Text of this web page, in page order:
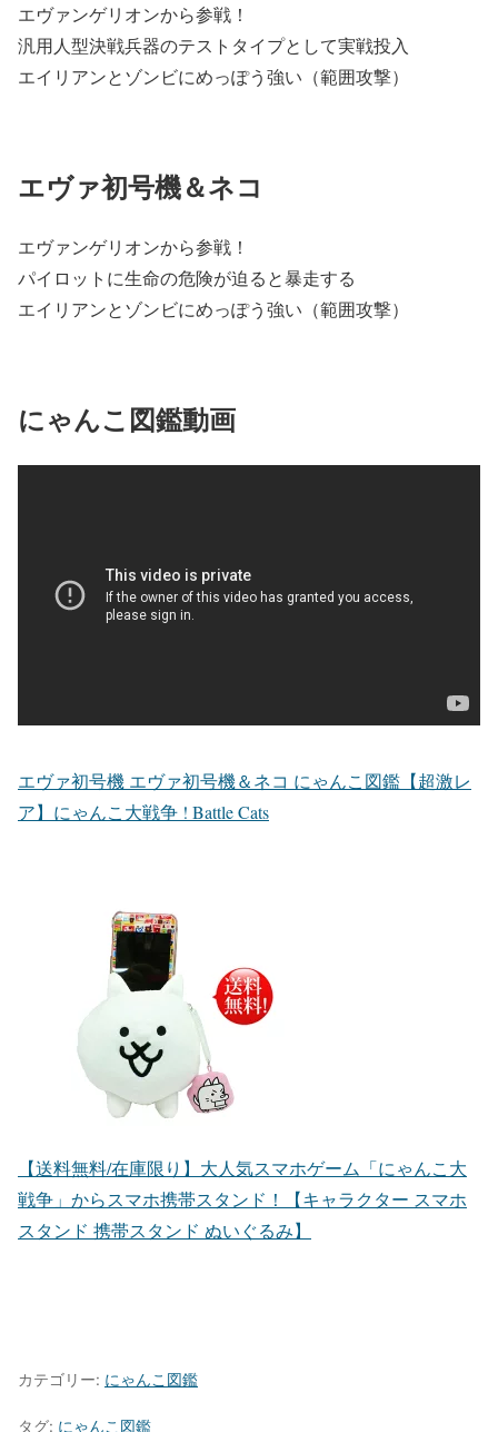
エヴァンゲリオンから参戦！
汎用人型決戦兵器のテストタイプとして実戦投入
エイリアンとゾンビにめっぽう強い（範囲攻撃）
エヴァ初号機＆ネコ
エヴァンゲリオンから参戦！
パイロットに生命の危険が迫ると暴走する
エイリアンとゾンビにめっぽう強い（範囲攻撃）
にゃんこ図鑑動画
エヴァ初号機 エヴァ初号機＆ネコ にゃんこ図鑑【超激レ
ア】にゃんこ大戦争 ! Battle Cats
【送料無料/在庫限り】大人気スマホゲーム「にゃんこ大
戦争」からスマホ携帯スタンド！【キャラクター スマホ
スタンド 携帯スタンド ぬいぐるみ】
カテゴリー: にゃんこ図鑑
タグ: にゃんこ図鑑